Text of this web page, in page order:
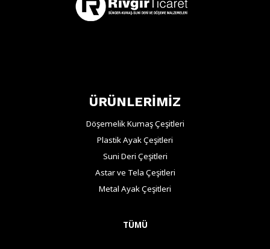
ÜRÜNLERİMİZ
Döşemelik Kumaş Çeşitleri
Plastik Ayak Çeşitleri
Suni Deri Çeşitleri
Astar ve Tela Çeşitleri
Metal Ayak Çeşitleri
TÜMÜ